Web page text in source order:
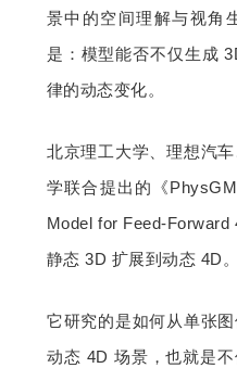
景中的空间理解与视角
是：模型能否不仅生成
律的动态变化。
北京理工大学、理想汽
学联合提出的《
Model for Feed-
静态 3D 扩展到动态 4D。
它研究的是如何从单张
动态 4D 场景，也就是